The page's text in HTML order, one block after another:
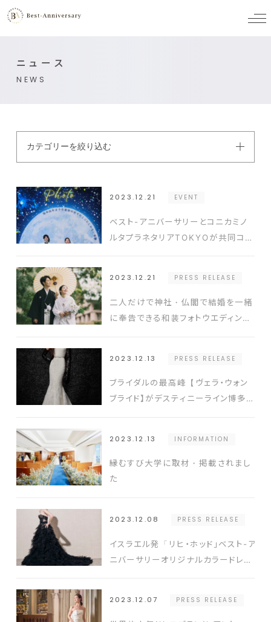
メ
ニュース
NEWS
カテゴリーを絞り込む
2023.12.21 EVENT
ベスト-アニバーサリーとコニカミノ
ルタプラネタリアTOKYOが共同コラ
2023.12.21
PRESS RELEASE
二人だけで神社・仏閣で結婚を一緒
に奉告できる和装フォトウエディング
2023.12.13 PRESS RELEASE
ブライダルの最高峰【ヴェラ・ウォン
ブライド】がデスティニーライン博多
2023.12.13
INFORMATION
縁むすび大学に取材・掲載されまし
た
2023.12.08 PRESS RELEASE
イスラエル発「リヒ・ホッド」ベスト-ア
ニバーサリーオリジナルカラードレス
2023.12.07 PRESS RELEASE